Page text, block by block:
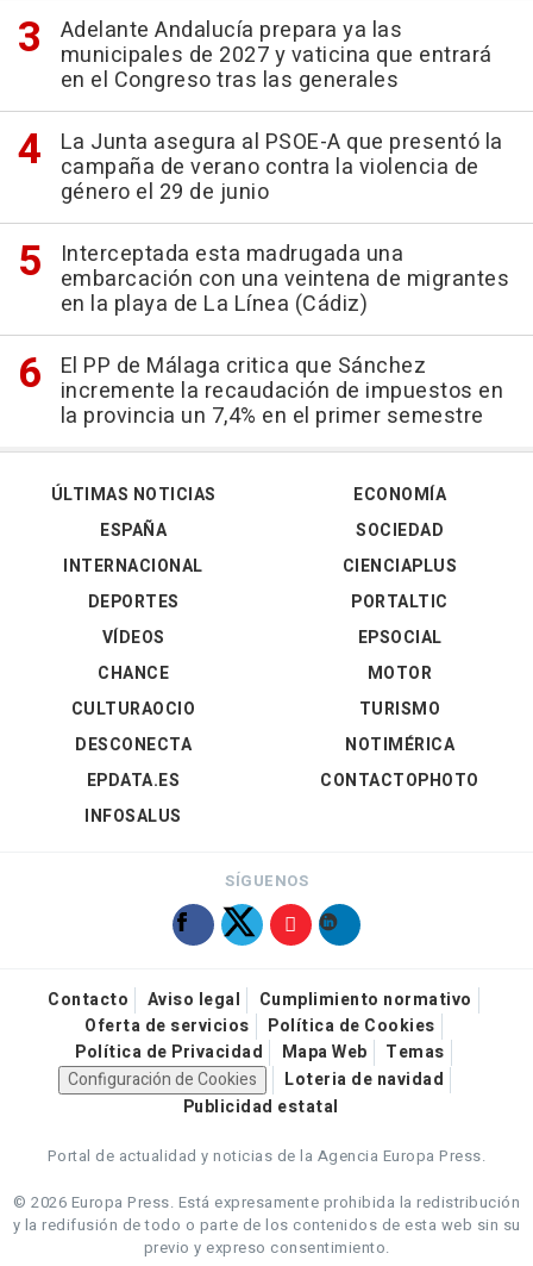
Adelante Andalucía prepara ya las
municipales de 2027 y vaticina que entrará
en el Congreso tras las generales
La Junta asegura al PSOE-A que presentó la
campaña de verano contra la violencia de
género el 29 de junio
Interceptada esta madrugada una
embarcación con una veintena de migrantes
en la playa de La Línea (Cádiz)
El PP de Málaga critica que Sánchez
incremente la recaudación de impuestos en
la provincia un 7,4% en el primer semestre
ÚLTIMAS NOTICIAS
ESPAÑA
INTERNACIONAL
DEPORTES
VÍDEOS
ECONOMÍA
SOCIEDAD
CIENCIAPLUS
PORTALTIC
EPSOCIAL
CHANCE
CULTURAOCIO
DESCONECTA
EPDATA.ES
INFOSALUS
MOTOR
TURISMO
NOTIMÉRICA
CONTACTOPHOTO
SÍGUENOS
Contacto Aviso legal
Cumplimiento normativo
Oferta de servicios
Política de Cookies
Política de Privacidad
Mapa Web
Temas
Configuración de Cookies
Loteria de navidad
Publicidad estatal
Portal de actualidad y noticias de la Agencia Europa Press.
© 2026 Europa Press. Está expresamente prohibida la redistribución
y la redifusión de todo o parte de los contenidos de esta web sin su
previo y expreso consentimiento.